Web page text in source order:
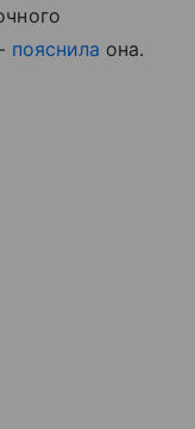
пояснила она.